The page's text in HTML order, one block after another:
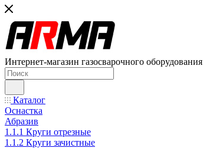
Интернет-магазин газосварочного оборудования
Каталог
Оснастка
Абразив
1.1.1 Круги отрезные
1.1.2 Круги зачистные